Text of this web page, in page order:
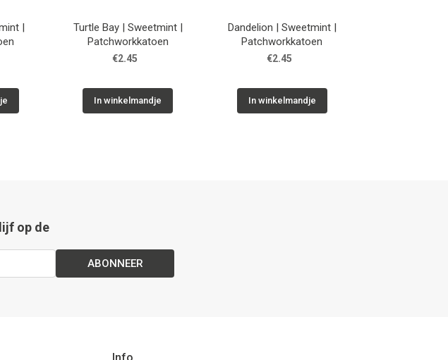
|
Turtle Bay | Sweetmint |
Patchworkkatoen
€2.45
In winkelmandje
Dandelion | Sweetmint |
Patchworkkatoen
€2.45
In winkelmandje
op de
ABONNEER